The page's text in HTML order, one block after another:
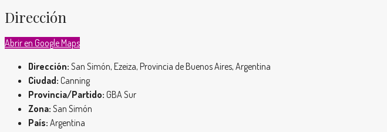
Dirección
Abrir en Google Maps
Dirección: San Simón, Ezeiza, Provincia de Buenos Aires, Argentina
Ciudad: Canning
Provincia/Partido: GBA Sur
Zona: San Simón
País: Argentina